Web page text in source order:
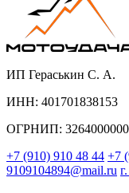
ИП Гераськин С. А.
ИНН: 401701838153
ОГРНИП:
+7 (910) 910 48 44 +7
9109104894@mail.ru